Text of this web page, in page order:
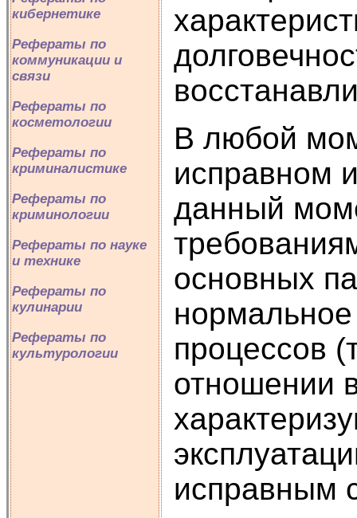
кибернетике
Рефераты по
коммуникации и
связи
Рефераты по
косметологии
Рефераты по
криминалистике
Рефераты по
криминологии
Рефераты по науке
и технике
Рефераты по
кулинарии
Рефераты по
культурологии
В любой
исправном
данный
основных
процессов
отношении
исправным